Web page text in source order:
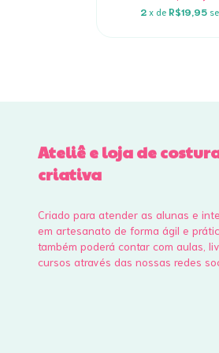
2 x de R$19,95
Ateliê e loja de
criativa
Criado para atender as alunas e
em artesanato de forma ágil e
também poderá contar com aulas,
cursos através das nossas redes